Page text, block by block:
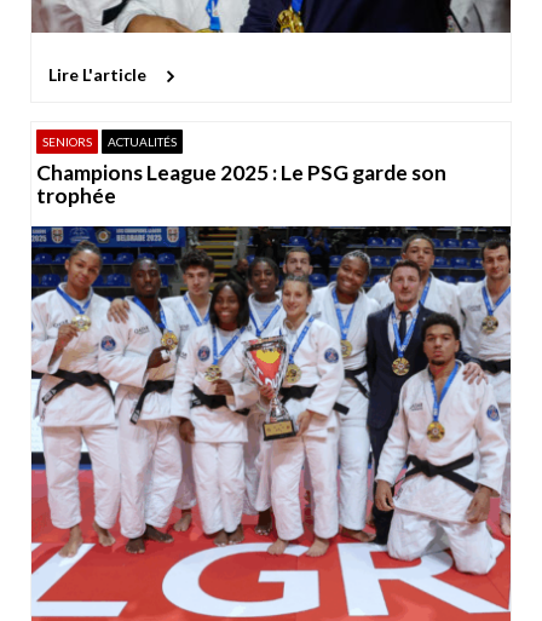
Lire L'article
SENIORS ACTUALITÉS
Champions League 2025 : Le PSG garde son
trophée